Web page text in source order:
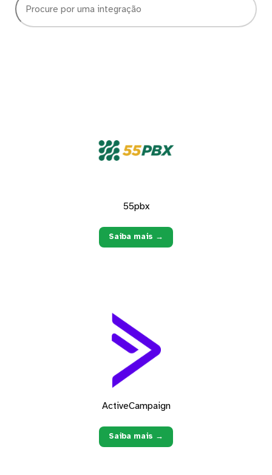
55pbx
Saiba mais →
ActiveCampaign
Saiba mais →